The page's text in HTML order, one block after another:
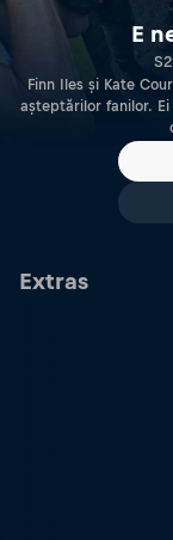
E
Finn Iles și Kate
așteptărilor fanilor.
Extras